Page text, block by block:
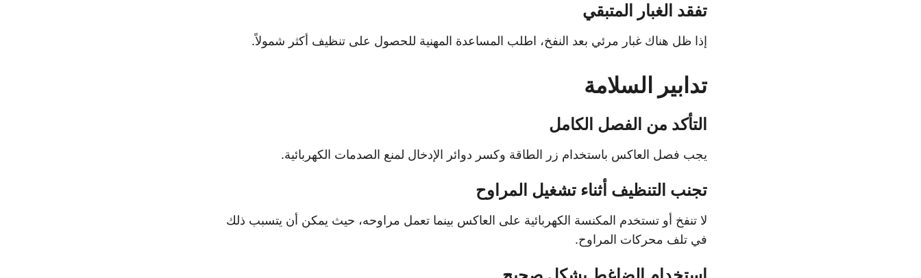
تفقد الغبار المتبقي
إذا ظل هناك غبار مرئي بعد النفخ، اطلب المساعدة المهنية للحصول على تنظيف أكثر شمولاً.
تدابير السلامة
التأكد من الفصل الكامل
يجب فصل العاكس باستخدام زر الطاقة وكسر دوائر الإدخال لمنع الصدمات الكهربائية.
تجنب التنظيف أثناء تشغيل المراوح
لا تنفخ أو تستخدم المكنسة الكهربائية على العاكس بينما تعمل مراوحه، حيث يمكن أن يتسبب ذلك
في تلف محركات المراوح.